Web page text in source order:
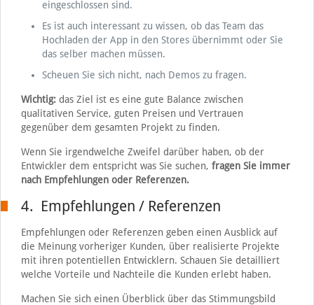
eingeschlossen sind.
Es ist auch interessant zu wissen, ob das Team das
Hochladen der App in den Stores übernimmt oder Sie
das selber machen müssen.
Scheuen Sie sich nicht, nach Demos zu fragen.
Wichtig: das Ziel ist es eine gute Balance zwischen
qualitativen Service, guten Preisen und Vertrauen
gegenüber dem gesamten Projekt zu finden.
Wenn Sie irgendwelche Zweifel darüber haben, ob der
Entwickler dem entspricht was Sie suchen, fragen Sie immer
nach Empfehlungen oder Referenzen.
4. Empfehlungen / Referenzen
Empfehlungen oder Referenzen geben einen Ausblick auf
die Meinung vorheriger Kunden, über realisierte Projekte
mit ihren potentiellen Entwicklern. Schauen Sie detailliert
welche Vorteile und Nachteile die Kunden erlebt haben.
Machen Sie sich einen Überblick über das Stimmungsbild